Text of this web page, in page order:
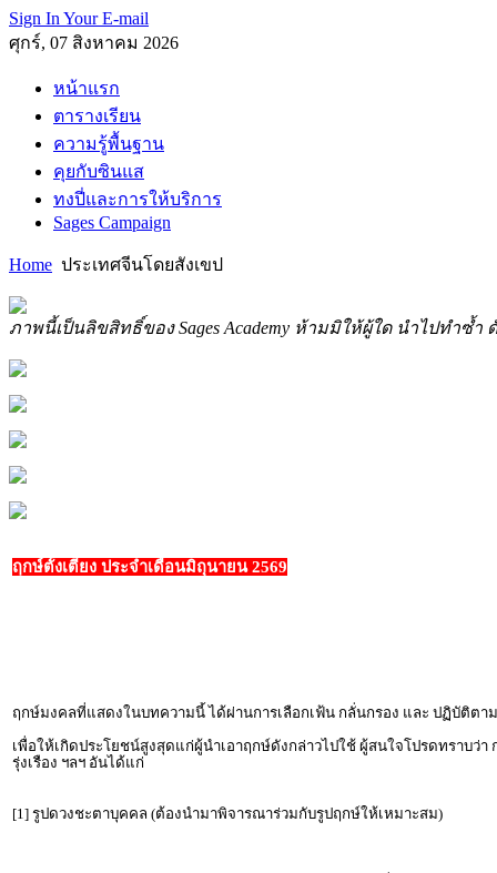
Sign In Your E-mail
ศุกร์, 07 สิงหาคม 2026
หน้าแรก
ตารางเรียน
ความรู้พื้นฐาน
คุยกับซินแส
ทงปี่และการให้บริการ
Sages Campaign
Home ประเทศจีนโดยสังเขป
ภาพนี้เป็นลิขสิทธิ์ของ Sages Academy ห้ามมิให้ผู้ใด นำไปทำซ้
ฤกษ์ตั้งเตียง ประจำเดือนมิถุนายน 2569
ฤกษ์มงคลที่แสดงในบทความนี้ ได้ผ่านการเลือกเฟ้น กลั่นกรอง และ ปฏิบัติต
เพื่อให้เกิดประโยชน์สูงสุดแก่ผู้นำเอาฤกษ์ดังกล่าวไปใช้ ผู้สนใจโปรดทราบว่
รุ่งเรือง ฯลฯ อันได้แก่
[1] รูปดวงชะตาบุคคล (ต้องนำมาพิจารณาร่วมกับรูปฤกษ์ให้เหมาะสม)